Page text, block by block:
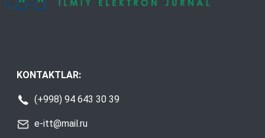
KONTAKTLAR:
(+998) 94 643 30 39
e-itt@mail.ru